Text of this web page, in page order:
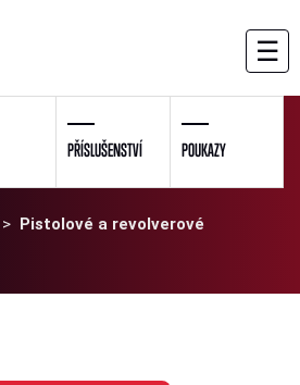
☰
PŘÍSLUŠENSTVÍ POUKAZY
> Pistolové a revolverové